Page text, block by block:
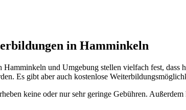
in Hamminkeln
Hamminkeln und Umgebung stellen vielfach fest,
Es gibt aber auch kostenlose
keine oder nur sehr geringe Gebühren.